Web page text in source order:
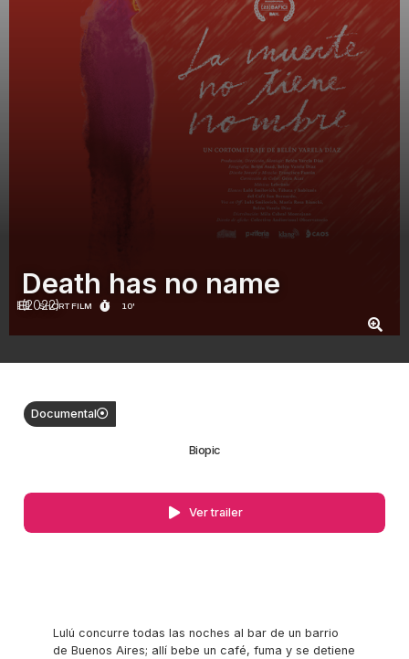
SHORT FILM 10'
Death has no name
(2022)
Documental
Biopic
Ver trailer
Lulú concurre todas las noches al bar de un barrio
de Buenos Aires; allí bebe un café, fuma y se detiene